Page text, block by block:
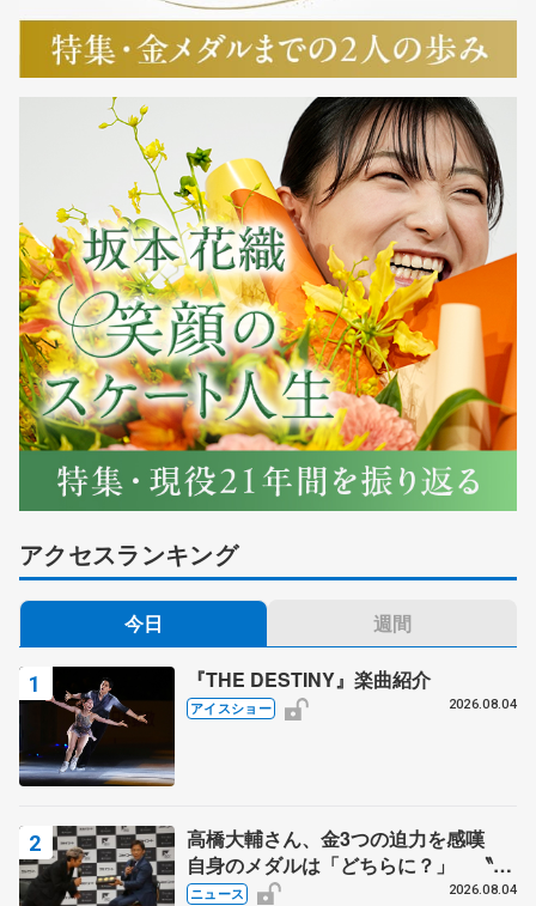
アクセスランキング
今日 週間
『THE DESTINY』楽曲紹介
アイスショー 2026.08.04
高橋大輔さん、金3つの迫力を感嘆
自身のメダルは「どちらに？」 〝リ
ス兄弟〟オリンピック3連覇の野村忠
ニュース 2026.08.04